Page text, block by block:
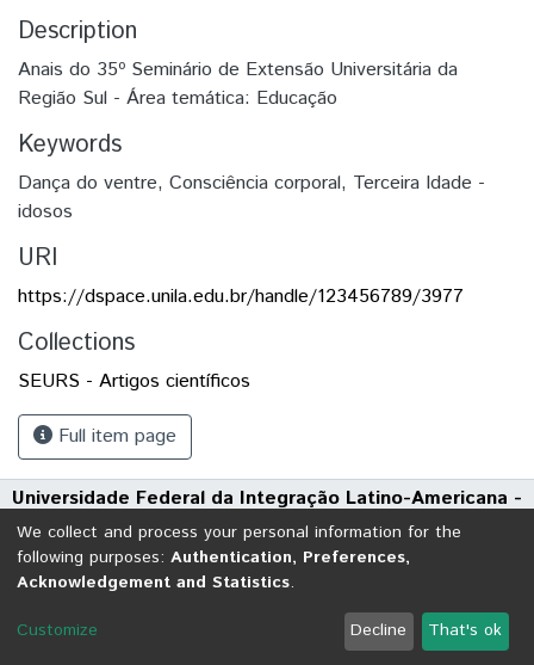
Description
Anais do 35º Seminário de Extensão Universitária da
Região Sul - Área temática: Educação
Keywords
Dança do ventre, Consciência corporal, Terceira Idade -
idosos
URI
https://dspace.unila.edu.br/handle/123456789/3977
Collections
SEURS - Artigos científicos
Full item page
Universidade Federal da Integração Latino-Americana -
UNILA
Avenida Tarquínio Joslin dos Santos, 1000 - Polo Universitário
CEP: 85870-650 | Foz do Iguaçu - Paraná
DSpace software
copyright © 2002-2026 LYRASIS
Send Feedback
We collect and process your personal information for the
following purposes: Authentication, Preferences,
Acknowledgement and Statistics.
Customize Decline That's ok